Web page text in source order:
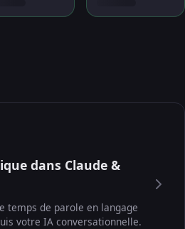
dans Claude &
temps de parole en langage
votre IA conversationnelle.